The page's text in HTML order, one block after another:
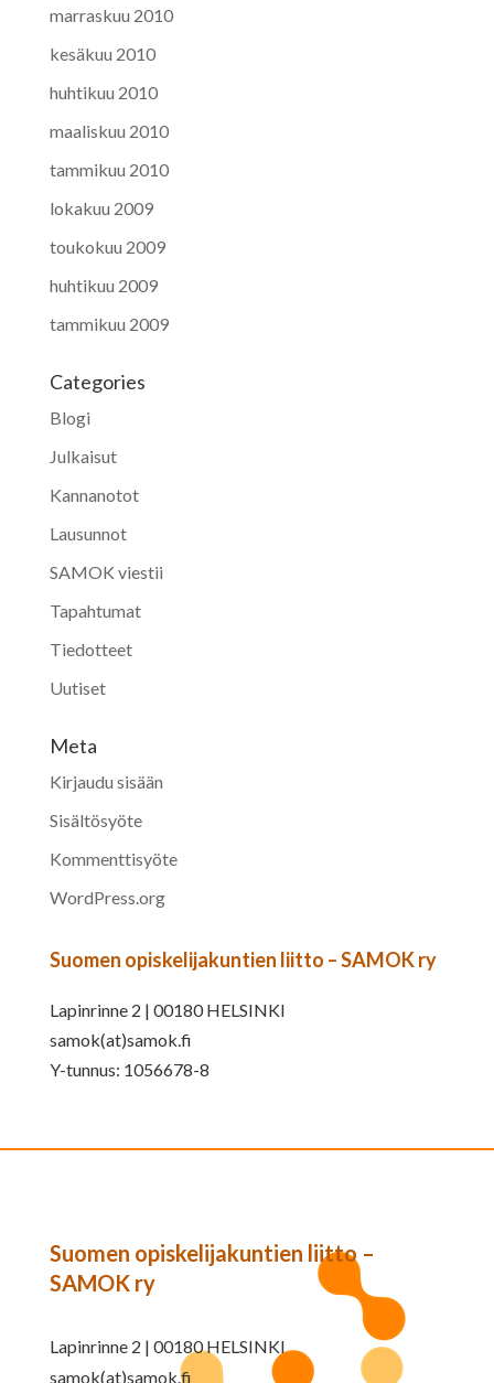
marraskuu 2010
kesäkuu 2010
huhtikuu 2010
maaliskuu 2010
tammikuu 2010
lokakuu 2009
toukokuu 2009
huhtikuu 2009
tammikuu 2009
Categories
Blogi
Julkaisut
Kannanotot
Lausunnot
SAMOK viestii
Tapahtumat
Tiedotteet
Uutiset
Meta
Kirjaudu sisään
Sisältösyöte
Kommenttisyöte
WordPress.org
Suomen opiskelijakuntien liitto – SAMOK ry
Lapinrinne 2 | 00180 HELSINKI
samok(at)samok.fi
Y-tunnus: 1056678-8
Suomen opiskelijakuntien liitto –
SAMOK ry
Lapinrinne 2 | 00180 HELSINKI
samok(at)samok.fi